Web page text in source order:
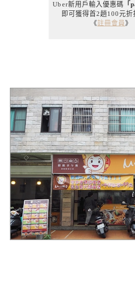
Uber新用戶輸入優惠碼 「
即可獲得首2趟100元折
《註冊會員 》